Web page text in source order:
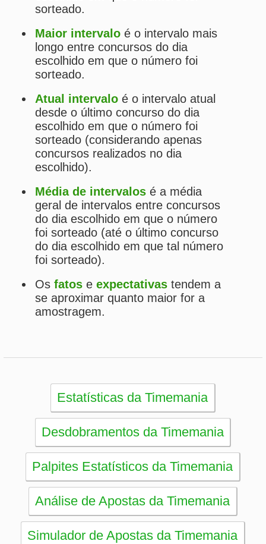
Conferidor de Apostas da Timemania
Sorteios anteriores da Timemania
PRINCIPAL
Início
eBooks
Artigos
Estatísticas
Últimos resultados
Sorteios anteriores
Aumente suas chances
Futebol
Login / Cadastro
Carrinho
SORTEIOS